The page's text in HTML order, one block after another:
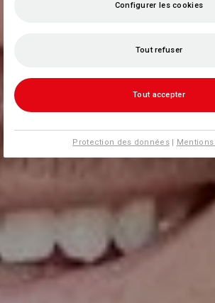
Configurer les cookies
Tout refuser
Tout accepter
Protection des données|